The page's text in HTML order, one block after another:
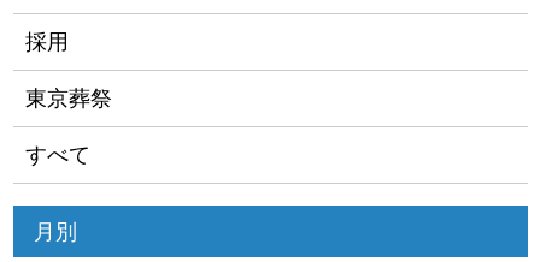
採用
東京葬祭
すべて
月別